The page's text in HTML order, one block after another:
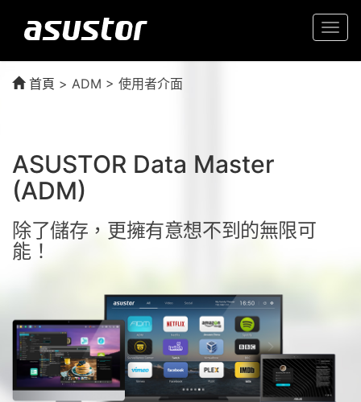
首頁 > ADM > 使用者介面
ASUSTOR Data Master
(ADM)
除了儲存，更擁有意想不到的無限可
能！